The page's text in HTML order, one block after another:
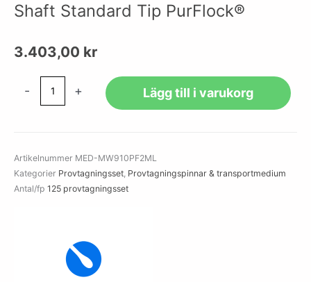
Shaft Standard Tip PurFlock®
3.403,00 kr
-
Flexible
Shaft
Standard
+ Lägg till i varukorg
Artikelnummer MED-MW910PF2ML
Kategorier Provtagningsset, Provtagningspinnar & transportmedium
Antal/fp 125 provtagningsset